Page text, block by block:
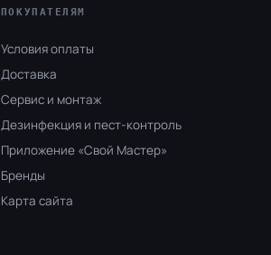
ПОКУПАТЕЛЯМ
Условия оплаты
Доставка
Сервис и монтаж
Дезинфекция и пест-контроль
Приложение «Свой Мастер»
Бренды
Карта сайта